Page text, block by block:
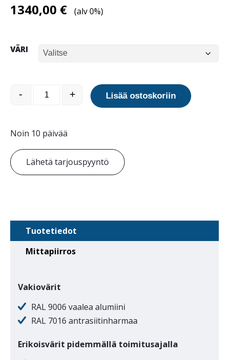
1340,00 € (alv 0%)
VÄRI
Quadri Harmony selkänojaton määrä
- + Lisää ostoskoriin
Noin 10 päivää
Lähetä tarjouspyyntö
Tuotetiedot
Mittapiirros
Vakiovärit
RAL 9006 vaalea alumiini
RAL 7016 antrasiitinharmaa
Erikoisvärit pidemmällä toimitusajalla